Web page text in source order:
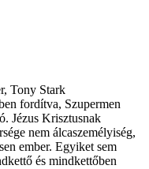
Tony Stark
fordítva, Szupermen
Jézus Krisztusnak
nem álcaszemélyiség,
ember. Egyiket sem
és mindkettőben